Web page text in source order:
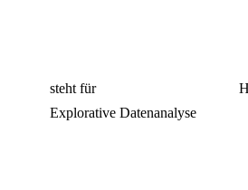
steht für
Explorative Datenanalyse